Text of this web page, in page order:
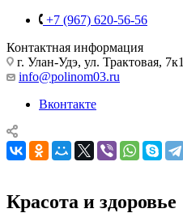
+7 (967) 620-56-56
Контактная информация
г. Улан-Удэ, ул. Трактовая, 7к1
info@polinom03.ru
Вконтакте
Красота и здоровье